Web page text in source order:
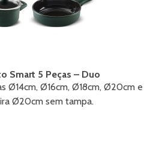
Smart 5 Peças – Duo
Ø14cm, Ø16cm, Ø18cm, Ø20cm e
Ø20cm sem tampa.